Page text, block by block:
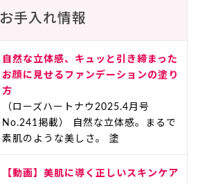
お手入れ情報
自然な立体感、キュッと引き締まった
お顔に見せるファンデーションの塗り
方
（ローズハートナウ2025.4月号
No.241掲載） 自然な立体感。まるで
素肌のような美しさ。 塗
【動画】美肌に導く正しいスキンケア